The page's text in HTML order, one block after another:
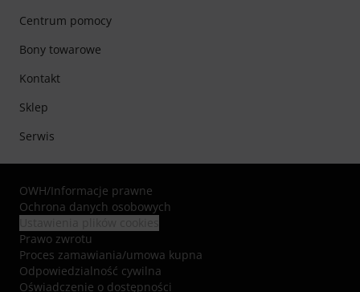
Centrum pomocy
Bony towarowe
Kontakt
Sklep
Serwis
OWH/Informacje prawne
Ochrona danych osobowych
Prawo zwrotu
Proces zamawiania/umowa kupna
Odpowiedzialność cywilna
Oświadczenie o dostępności